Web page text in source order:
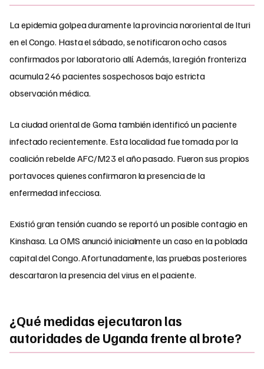
La epidemia golpea duramente la provincia nororiental de Ituri
en el Congo. Hasta el sábado, se notificaron ocho casos
confirmados por laboratorio allí. Además, la región fronteriza
acumula 246 pacientes sospechosos bajo estricta
observación médica.
La ciudad oriental de Goma también identificó un paciente
infectado recientemente. Esta localidad fue tomada por la
coalición rebelde AFC/M23 el año pasado. Fueron sus propios
portavoces quienes confirmaron la presencia de la
enfermedad infecciosa.
Existió gran tensión cuando se reportó un posible contagio en
Kinshasa. La OMS anunció inicialmente un caso en la poblada
capital del Congo. Afortunadamente, las pruebas posteriores
descartaron la presencia del virus en el paciente.
¿Qué medidas ejecutaron las
autoridades de Uganda frente al brote?